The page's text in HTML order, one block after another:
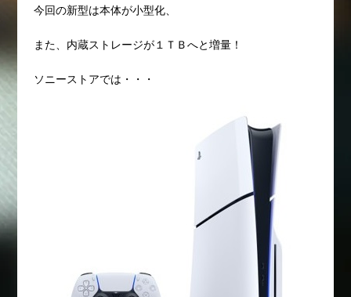
今回の新型は本体が小型化、
また、内蔵ストレージが１ＴＢへと増量！
ソニーストアでは・・・